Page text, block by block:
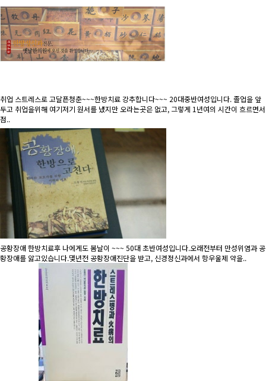
취업 스트레스로 고달픈청춘~~~한방치료 강추합니다~~~ 20대중반여성입니다. 졸업을 앞
두고 취업을위해 여기저기 원서를 냈지만 오라는곳은 없고, 그렇게 1년여의 시간이 흐르면서
점..
공황장애 한방치료후 나에게도 봄날이 ~~~ 50대 초반여성입니다.오래전부터 만성위염과 공
황장애를 앓고있습니다.몇년전 공황장애진단을 받고, 신경정신과에서 항우울제 약을..